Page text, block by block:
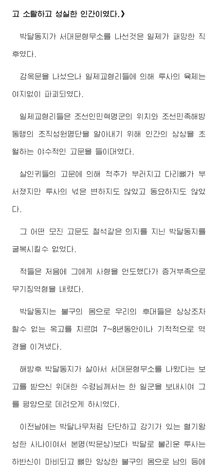
고 소탈하고 성실한 인간이였다.》
박달동지가 서대문형무소를 나선것은 일제가 패망한 직
후였다.
감옥문을 나섰으나 일제교형리들에 의해 투사의 육체는
여지없이 파괴되였다.
일제교형리들은 조선인민혁명군의 위치와 조선민족해방
동맹의 조직성원명단을 알아내기 위해 인간의 상상을 초
월하는 야수적인 고문을 들이대였다.
살인귀들의 고문에 의해 척추가 부러지고 다리뼈가 부
서졌지만 투사의 넋은 변하지도 않았고 동요하지도 않았
다.
그 어떤 모진 고문도 철석같은 의지를 지닌 박달동지를
굴복시킬수 없었다.
적들은 처음에 그에게 사형을 언도했다가 증거부족으로
무기징역형을 내렸다.
박달동지는 불구의 몸으로 우리의 후대들은 상상조차
할수 없는 옥고를 치르며 7~8년동안이나 기적적으로 역
경을 이겨냈다.
해방후 박달동지가 살아서 서대문형무소를 나왔다는 보
고를 받으신위대한 수령님께서 는 한 일군을 보내시여 그
를 평양으로 데려오게 하시였다.
이전날에는 박달나무처럼 단단하고 강기가 있는 혈기왕
성한 사나이여서 본명(박문상)보다 박달로 불리운 투사는
하반신이 마비되고 뼈만 앙상한 불구의 몸으로 남의 등에